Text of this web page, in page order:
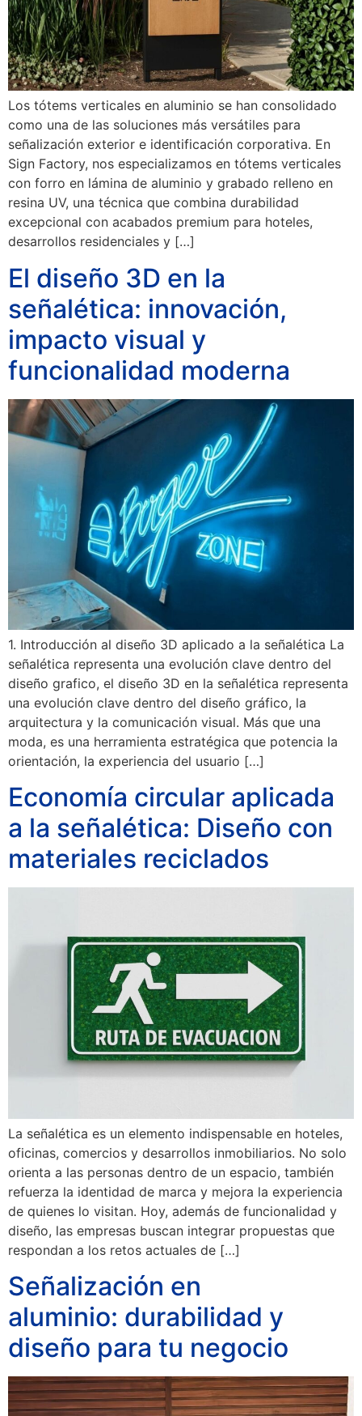
Los tótems verticales en aluminio se han consolidado
como una de las soluciones más versátiles para
señalización exterior e identificación corporativa. En
Sign Factory, nos especializamos en tótems verticales
con forro en lámina de aluminio y grabado relleno en
resina UV, una técnica que combina durabilidad
excepcional con acabados premium para hoteles,
desarrollos residenciales y […]
El diseño 3D en la
señalética: innovación,
impacto visual y
funcionalidad moderna
1. Introducción al diseño 3D aplicado a la señalética La
señalética representa una evolución clave dentro del
diseño grafico, el diseño 3D en la señalética representa
una evolución clave dentro del diseño gráfico, la
arquitectura y la comunicación visual. Más que una
moda, es una herramienta estratégica que potencia la
orientación, la experiencia del usuario […]
Economía circular aplicada
a la señalética: Diseño con
materiales reciclados
La señalética es un elemento indispensable en hoteles,
oficinas, comercios y desarrollos inmobiliarios. No solo
orienta a las personas dentro de un espacio, también
refuerza la identidad de marca y mejora la experiencia
de quienes lo visitan. Hoy, además de funcionalidad y
diseño, las empresas buscan integrar propuestas que
respondan a los retos actuales de […]
Señalización en
aluminio: durabilidad y
diseño para tu negocio